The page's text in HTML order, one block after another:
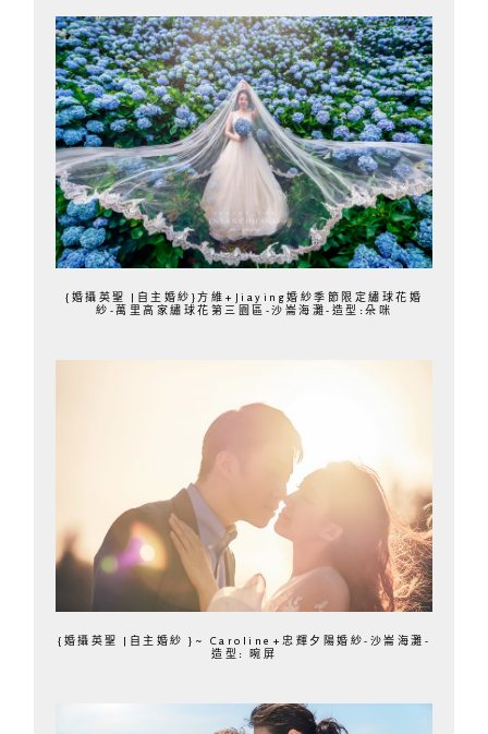
{婚攝英聖 |自主婚紗}方維+Jiaying婚紗季節限定繡球花婚
紗-萬里高家繡球花第三園區-沙崙海灘-造型:朵咪
{婚攝英聖 |自主婚紗 }~ Caroline+忠輝夕陽婚紗-沙崙海灘-
造型: 晼屏